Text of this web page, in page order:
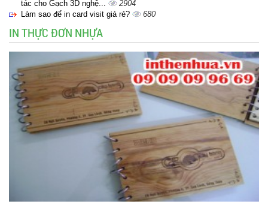
tác cho Gạch 3D nghệ...
2904
Làm sao để in card visit giá rẻ?
680
IN THỰC ĐƠN NHỰA